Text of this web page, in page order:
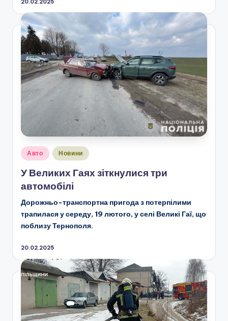
20.02.2025
Опубліковано
Авто Новини
У Великих Гаях зіткнулися три
автомобілі
Дорожньо-транспортна пригода з потерпілими
трапилася у середу, 19 лютого, у селі Великі Гаї, що
поблизу Тернополя.
20.02.2025